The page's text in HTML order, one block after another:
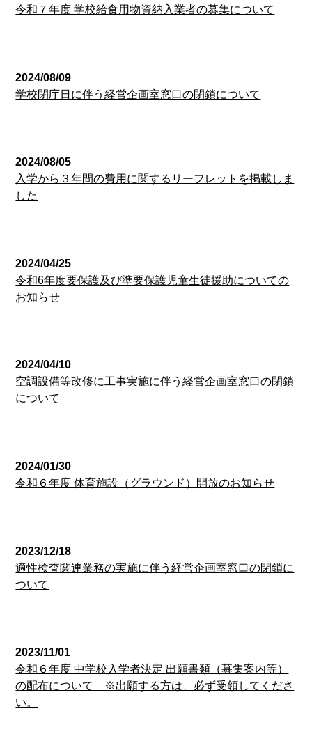
令和７年度 学校給食用物資納入業者の募集について
2024/08/09
学校閉庁日に伴う経営企画室窓口の閉鎖について
2024/08/05
入学から３年間の費用に関するリーフレットを掲載しま
した
2024/04/25
令和6年度要保護及び準要保護児童生徒援助についての
お知らせ
2024/04/10
空調設備等改修に工事実施に伴う経営企画室窓口の閉鎖
について
2024/01/30
令和６年度 体育施設（グラウンド）開放のお知らせ
2023/12/18
適性検査関連業務の実施に伴う経営企画室窓口の閉鎖に
ついて
2023/11/01
令和６年度 中学校入学者決定 出願書類（募集案内等）
の配布について ※出願する方は、必ず受領してくださ
い。